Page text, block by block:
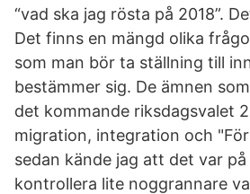
“vad ska jag rösta på 2018”.
Det finns en mängd olika
som man bör ta ställning till
bestämmer sig. De ämnen
det kommande riksdagsvalet
migration, integration och
sedan kände jag att det var
kontrollera lite noggrannare